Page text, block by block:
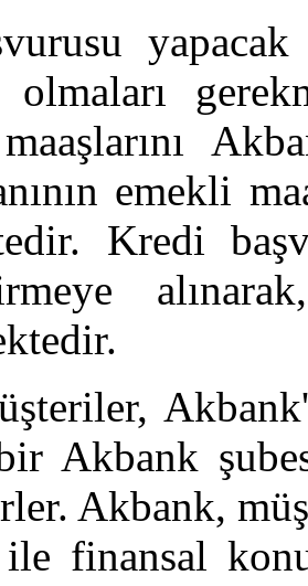
yapacak
olmaları
emekli
Kredi
Akbank
Akbank,
finansal